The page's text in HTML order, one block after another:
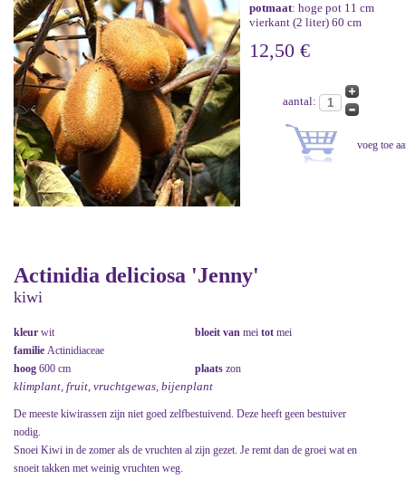
potmaat: hoge pot 11 cm
vierkant (2 liter) 60 cm
12,50 €
aantal:
Actinidia deliciosa 'Jenny'
kiwi
kleur wit bloeit van mei tot mei
familie Actinidiaceae
hoog 600 cm plaats zon
klimplant, fruit, vruchtgewas, bijenplant
De meeste kiwirassen zijn niet goed zelfbestuivend. Deze heeft geen bestuiver
nodig.
Snoei Kiwi in de zomer als de vruchten al zijn gezet. Je remt dan de groei wat en
snoeit takken met weinig vruchten weg.